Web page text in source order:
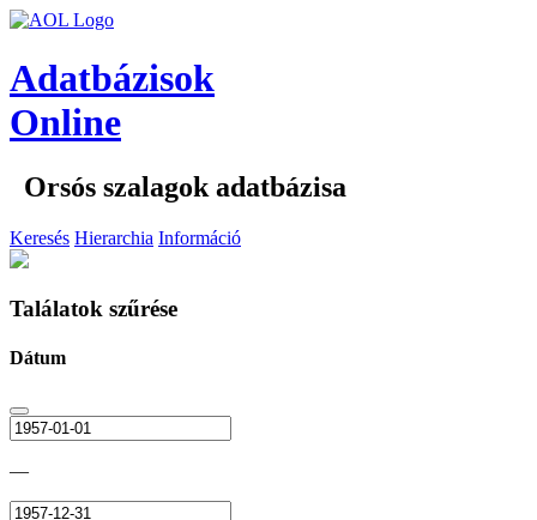
Adatbázisok
Online
Orsós szalagok adatbázisa
Keresés Hierarchia Információ
Találatok szűrése
Dátum
—